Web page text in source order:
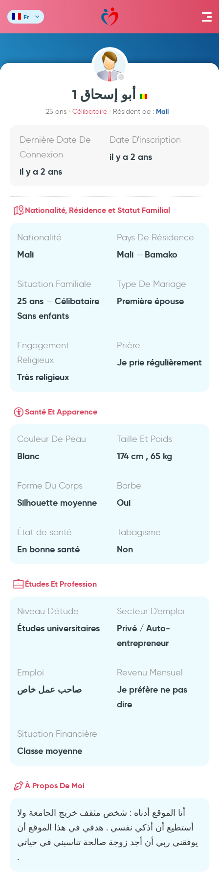
Fr
أبو إسحاق 1
25 ans Célibataire Résident de : Mali
Dernière Date De
Connexion
il y a 2 ans
Date D'inscription
il y a 2 ans
Nationalité, Résidence et Statut Familial
Nationalité
Mali
Pays De Résidence
Mali Bamako
Situation Familiale
25 ans
Célibataire
Sans enfants
Type De Mariage
Première épouse
Engagement
Religieux
Très religieux
Prière
Je prie régulièrement
Santé Et Apparence
Couleur De Peau
Blanc
Taille Et Poids
174 cm , 65 kg
Forme Du Corps
Silhouette moyenne
Barbe
Oui
État de santé
En bonne santé
Tabagisme
Non
Études Et Profession
Niveau D'étude
Études universitaires
Secteur D'emploi
Privé / Auto-
entrepreneur
Emploi
صاحب عمل خاص
Revenu Mensuel
Je préfère ne pas
dire
Situation Financière
Classe moyenne
À Propos De Moi
أنا الموقع أدناه : شخص مثقف خريج الجامعة ولا
أستطيع أن أذكي نفسي . هدفي في هذا الموقع أن
يوفقني ربي أن أجد زوجة صالحة تناسبني في حياتي
.